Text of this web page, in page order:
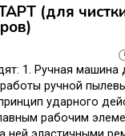
(для
1. Ручная машина
ручной
ударного
рабочим